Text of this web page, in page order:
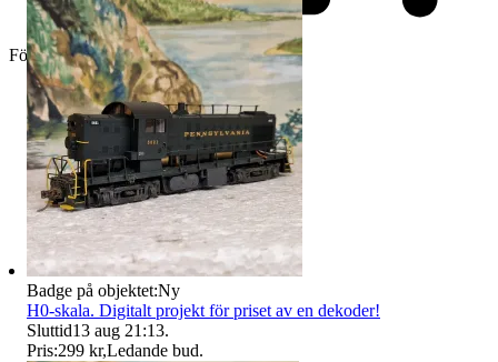
Företag
Badge på objektet:Ny
H0-skala. Digitalt projekt för priset av en dekoder!
Sluttid13 aug 21:13.
Pris:299 kr,Ledande bud.